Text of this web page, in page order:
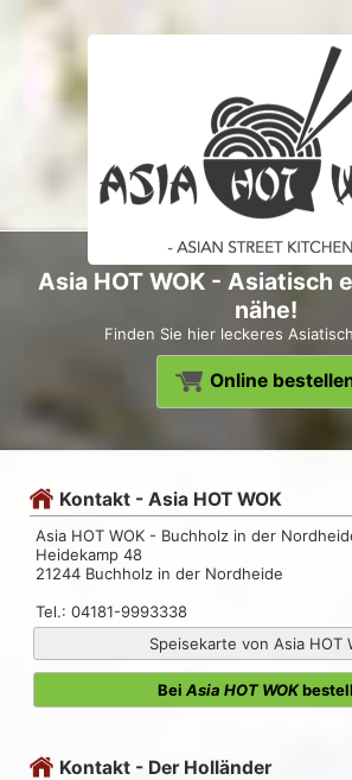
Asia HOT WOK - Asiatisch
nähe!
Finden Sie hier leckeres
Online
Kontakt - Asia HOT WOK
Asia HOT WOK - Buchholz in der
Heidekamp 48
21244 Buchholz in der Nordheide
Tel.: 04181-9993338
Speisekarte von Asia HOT
Bei Asia HOT WOK
Kontakt - Der Holländer